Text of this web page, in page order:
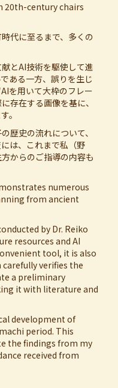
20th-century chairs
代に至るまで、多くの
とAI技術を駆使して進
ある一方、誤りを生じ
を用いて大枠のフレー
存在する画像を基に、
。
歴史の流れについて、
は、これまで私（野
からのご指導の内容も
numerous
from ancient
by Dr. Reiko
resources and AI
tool, it is also
carefully verifies the
a preliminary
it with literature and
development of
period. This
the findings from my
received from